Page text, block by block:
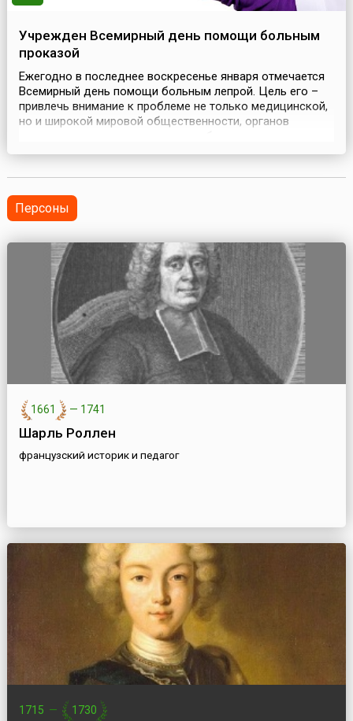
Учрежден Всемирный день помощи больным
проказой
Ежегодно в последнее воскресенье января отмечается
Всемирный день помощи больным лепрой. Цель его –
привлечь внимание к проблеме не только медицинской,
но и широкой мировой общественности, органов
организаций, деловых кругов, благотворительных
лепра (болезнь Хансена, хансеноз, хансениаз) —
хронически...
Персоны
1661 — 1741
Шарль Роллен
французский историк и педагог
1715 — 1730